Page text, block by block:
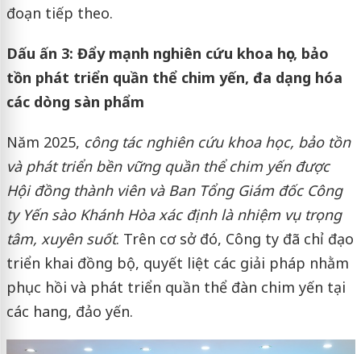
đoạn tiếp theo.
Dấu ấn 3: Đẩy mạnh nghiên cứu khoa học, bảo
tồn phát triển quần thể chim yến, đa dạng hóa
các dòng sàn phẩm
Năm 2025, công tác nghiên cứu khoa học, bảo tồn
và phát triển bền vững quần thể chim yến được
Hội đồng thành viên và Ban Tổng Giám đốc Công
ty Yến sào Khánh Hòa xác định là nhiệm vụ trọng
tâm, xuyên suốt. Trên cơ sở đó, Công ty đã chỉ đạo
triển khai đồng bộ, quyết liệt các giải pháp nhằm
phục hồi và phát triển quần thể đàn chim yến tại
các hang, đảo yến.